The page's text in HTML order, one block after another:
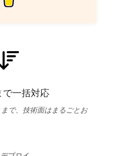
一括対応
で、技術面はまるごとお